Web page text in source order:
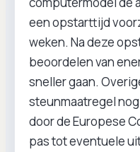
een opstarttijd
weken. Na deze
beoordelen van
sneller gaan.
steunmaatregel
door de Europese
pas tot eventuele